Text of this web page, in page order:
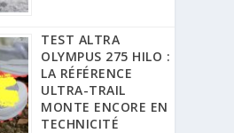
TEST ALTRA
OLYMPUS 275 HILO :
LA RÉFÉRENCE
ULTRA-TRAIL
MONTE ENCORE EN
TECHNICITÉ